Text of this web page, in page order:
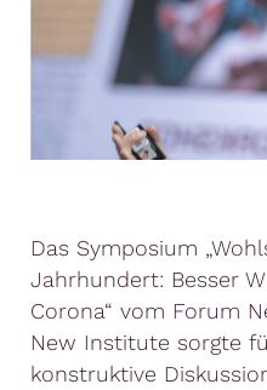
Das Symposium
Jahrhundert: Besser
Corona“ vom Forum
New Institute sorgte
konstruktive